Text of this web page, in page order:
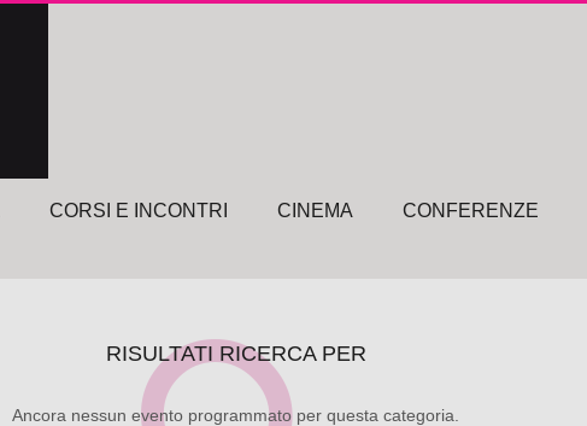
CORSI E INCONTRI CINEMA CONFERENZE
RISULTATI RICERCA PER
Ancora nessun evento programmato per questa categoria.